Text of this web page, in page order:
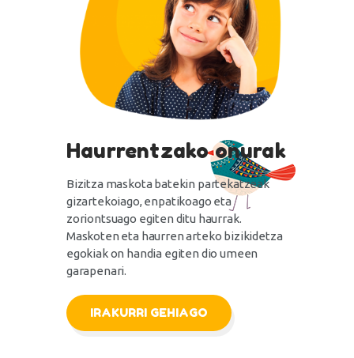
Haurrentzako onurak
Bizitza maskota batekin partekatzeak
gizartekoiago, enpatikoago eta
zoriontsuago egiten ditu haurrak.
Maskoten eta haurren arteko bizikidetza
egokiak on handia egiten dio umeen
garapenari.
IRAKURRI GEHIAGO